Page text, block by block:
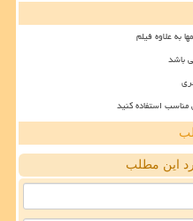
به علاوه فیلم
باشد
استفاده کنید
این مطلب